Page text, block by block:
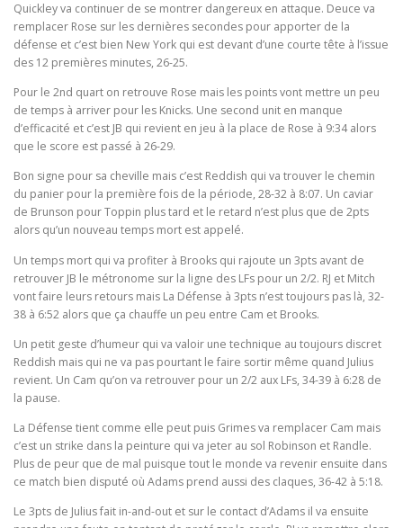
Quickley va continuer de se montrer dangereux en attaque. Deuce va
remplacer Rose sur les dernières secondes pour apporter de la
défense et c’est bien New York qui est devant d’une courte tête à l’issue
des 12 premières minutes, 26-25.
Pour le 2nd quart on retrouve Rose mais les points vont mettre un peu
de temps à arriver pour les Knicks. Une second unit en manque
d’efficacité et c’est JB qui revient en jeu à la place de Rose à 9:34 alors
que le score est passé à 26-29.
Bon signe pour sa cheville mais c’est Reddish qui va trouver le chemin
du panier pour la première fois de la période, 28-32 à 8:07. Un caviar
de Brunson pour Toppin plus tard et le retard n’est plus que de 2pts
alors qu’un nouveau temps mort est appelé.
Un temps mort qui va profiter à Brooks qui rajoute un 3pts avant de
retrouver JB le métronome sur la ligne des LFs pour un 2/2. RJ et Mitch
vont faire leurs retours mais La Défense à 3pts n’est toujours pas là, 32-
38 à 6:52 alors que ça chauffe un peu entre Cam et Brooks.
Un petit geste d’humeur qui va valoir une technique au toujours discret
Reddish mais qui ne va pas pourtant le faire sortir même quand Julius
revient. Un Cam qu’on va retrouver pour un 2/2 aux LFs, 34-39 à 6:28 de
la pause.
La Défense tient comme elle peut puis Grimes va remplacer Cam mais
c’est un strike dans la peinture qui va jeter au sol Robinson et Randle.
Plus de peur que de mal puisque tout le monde va revenir ensuite dans
ce match bien disputé où Adams prend aussi des claques, 36-42 à 5:18.
Le 3pts de Julius fait in-and-out et sur le contact d’Adams il va ensuite